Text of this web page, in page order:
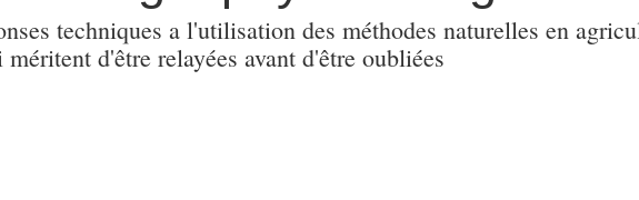
techniques a l'utilisation des méthodes naturelles en
d'être relayées avant d'être oubliées